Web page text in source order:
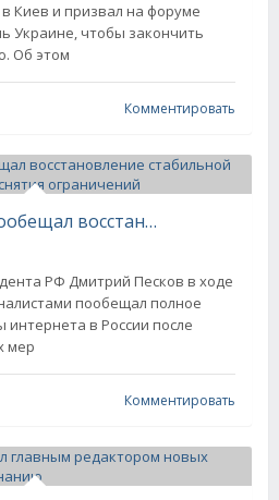
Киев и призвал на форуме
Украине, чтобы закончить
Об этом
Комментировать
Дмитрий Песков пообещал восстановление стабильной работы интернета после снятия ограничений
РФ Дмитрий Песков в ходе
пообещал полное
в России после
мер
Комментировать